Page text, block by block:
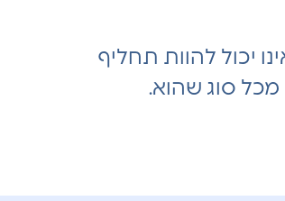
יכול להוות תחליף
מכל סוג שהוא.